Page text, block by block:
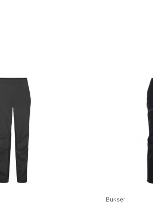
Bukser